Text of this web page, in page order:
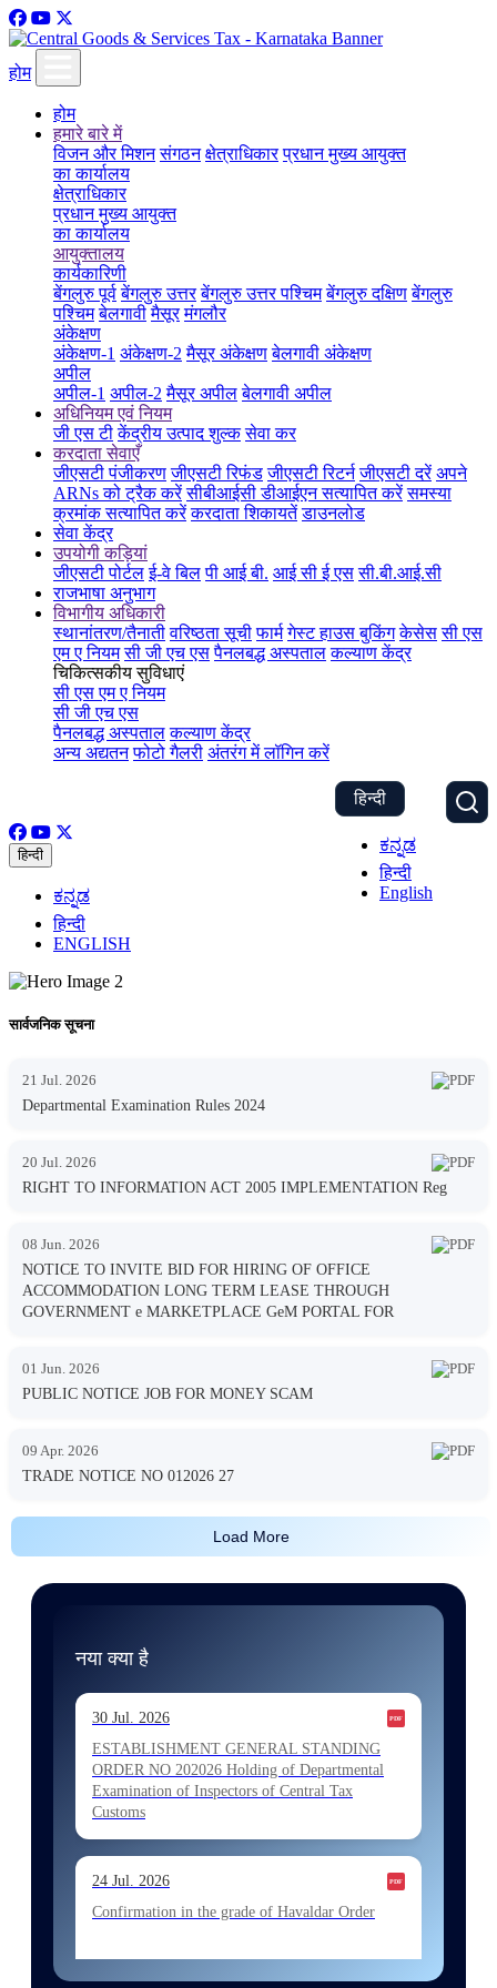
होम
होम
हमारे बारे में
विजन और मिशन संगठन क्षेत्राधिकार प्रधान मुख्य आयुक्त
का कार्यालय
क्षेत्राधिकार
प्रधान मुख्य आयुक्त
का कार्यालय
आयुक्तालय
कार्यकारिणी
बेंगलुरु पूर्व बेंगलुरु उत्तर बेंगलुरु उत्तर पश्चिम बेंगलुरु दक्षिण बेंगलुरु
पश्चिम बेलगावी मैसूर मंगलौर
अंकेक्षण
अंकेक्षण-1 अंकेक्षण-2 मैसूर अंकेक्षण बेलगावी अंकेक्षण
अपील
अपील-1 अपील-2 मैसूर अपील बेलगावी अपील
अधिनियम एवं नियम
जी एस टी केंद्रीय उत्पाद शुल्क सेवा कर
करदाता सेवाएँ
जीएसटी पंजीकरण जीएसटी रिफंड जीएसटी रिटर्न जीएसटी दरें अपने
ARNs को ट्रैक करें सीबीआईसी डीआईएन सत्यापित करें समस्या
क्रमांक सत्यापित करें करदाता शिकायतें डाउनलोड
सेवा केंद्र
उपयोगी कड़ियां
जीएसटी पोर्टल ई-वे बिल पी आई बी. आई सी ई एस सी.बी.आई.सी
राजभाषा अनुभाग
विभागीय अधिकारी
स्थानांतरण/तैनाती वरिष्ठता सूची फार्म गेस्ट हाउस बुकिंग केसेस सी एस
एम ए नियम सी जी एच एस पैनलबद्ध अस्पताल कल्याण केंद्र
चिकित्सकीय सुविधाएं
सी एस एम ए नियम
सी जी एच एस
पैनलबद्ध अस्पताल कल्याण केंद्र
अन्य अद्यतन फोटो गैलरी अंतरंग में लॉगिन करें
हिन्दी
ಕನ್ನಡ
हिन्दी
English
हिन्दी
ಕನ್ನಡ
हिन्दी
ENGLISH
सार्वजनिक सूचना
21 Jul. 2026
Departmental Examination Rules 2024
20 Jul. 2026
RIGHT TO INFORMATION ACT 2005 IMPLEMENTATION Reg
08 Jun. 2026
NOTICE TO INVITE BID FOR HIRING OF OFFICE
ACCOMMODATION LONG TERM LEASE THROUGH
GOVERNMENT e MARKETPLACE GeM PORTAL FOR
01 Jun. 2026
PUBLIC NOTICE JOB FOR MONEY SCAM
09 Apr. 2026
TRADE NOTICE NO 012026 27
Load More
नया क्या है
30 Jul. 2026
ESTABLISHMENT GENERAL STANDING
ORDER NO 202026 Holding of Departmental
Examination of Inspectors of Central Tax
Customs
24 Jul. 2026
Confirmation in the grade of Havaldar Order